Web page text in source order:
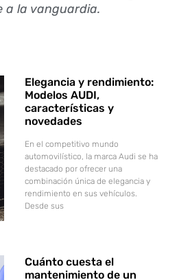
a la vanguardia.
Elegancia y rendimiento:
Modelos AUDI,
características y
novedades
En el competitivo mundo
automovilístico, la marca Audi se ha
destacado por ofrecer una
combinación única de elegancia y
rendimiento en sus vehículos.
Desde sus
Cuánto cuesta el
mantenimiento de un